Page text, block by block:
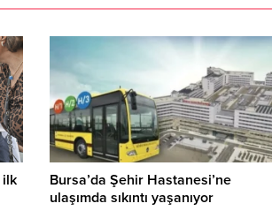
ilk
Bursa’da Şehir Hastanesi’ne
ulaşımda sıkıntı yaşanıyor